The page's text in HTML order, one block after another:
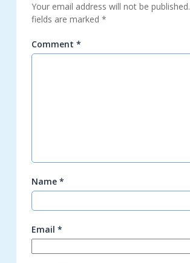
Your email address will not be published.
fields are marked *
Comment *
Name *
Email *